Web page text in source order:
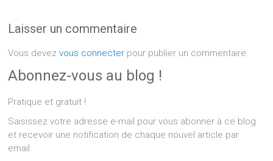
Laisser un commentaire
Vous devezvous connecter pour publier un commentaire.
Abonnez-vous au blog !
Pratique et gratuit !
Saisissez votre adresse e-mail pour vous abonner à ce blog
et recevoir une notification de chaque nouvel article par
email.